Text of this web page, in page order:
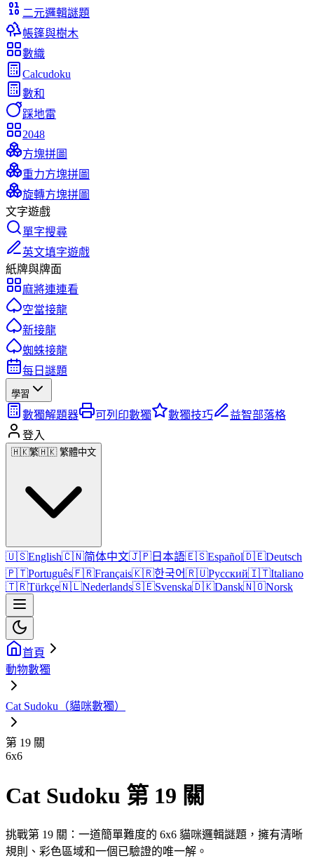
二元邏輯謎題
帳篷與樹木
數織
Calcudoku
數和
踩地雷
2048
方塊拼圖
重力方塊拼圖
旋轉方塊拼圖
文字遊戲
單字搜尋
英文填字遊戲
紙牌與牌面
麻將連連看
空當接龍
新接龍
蜘蛛接龍
每日謎題
學習
數獨解題器 可列印數獨 數獨技巧
益智部落格
登入
🇭🇰繁🇭🇰 繁體中文
🇺🇸English🇨🇳简体中文🇯🇵 日本語🇪🇸Español🇩🇪Deutsch
🇵🇹Português🇫🇷Français🇰🇷한국어🇷🇺Русский🇮🇹Italiano
🇹🇷Türkçe🇳🇱Nederlands🇸🇪Svenska🇩🇰Dansk🇳🇴Norsk
首頁
動物數獨
Cat Sudoku（貓咪數獨）
第 19 關
6x6
Cat Sudoku 第 19 關
挑戰第 19 關：一道簡單難度的 6x6 貓咪邏輯謎題，擁有清晰
規則、彩色區域和一個已驗證的唯一解。